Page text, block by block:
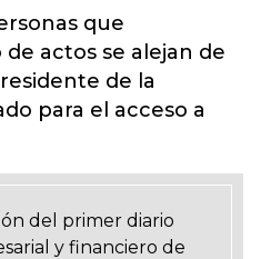
que
actos se alejan de
de la
para el acceso a
del primer diario
y financiero de